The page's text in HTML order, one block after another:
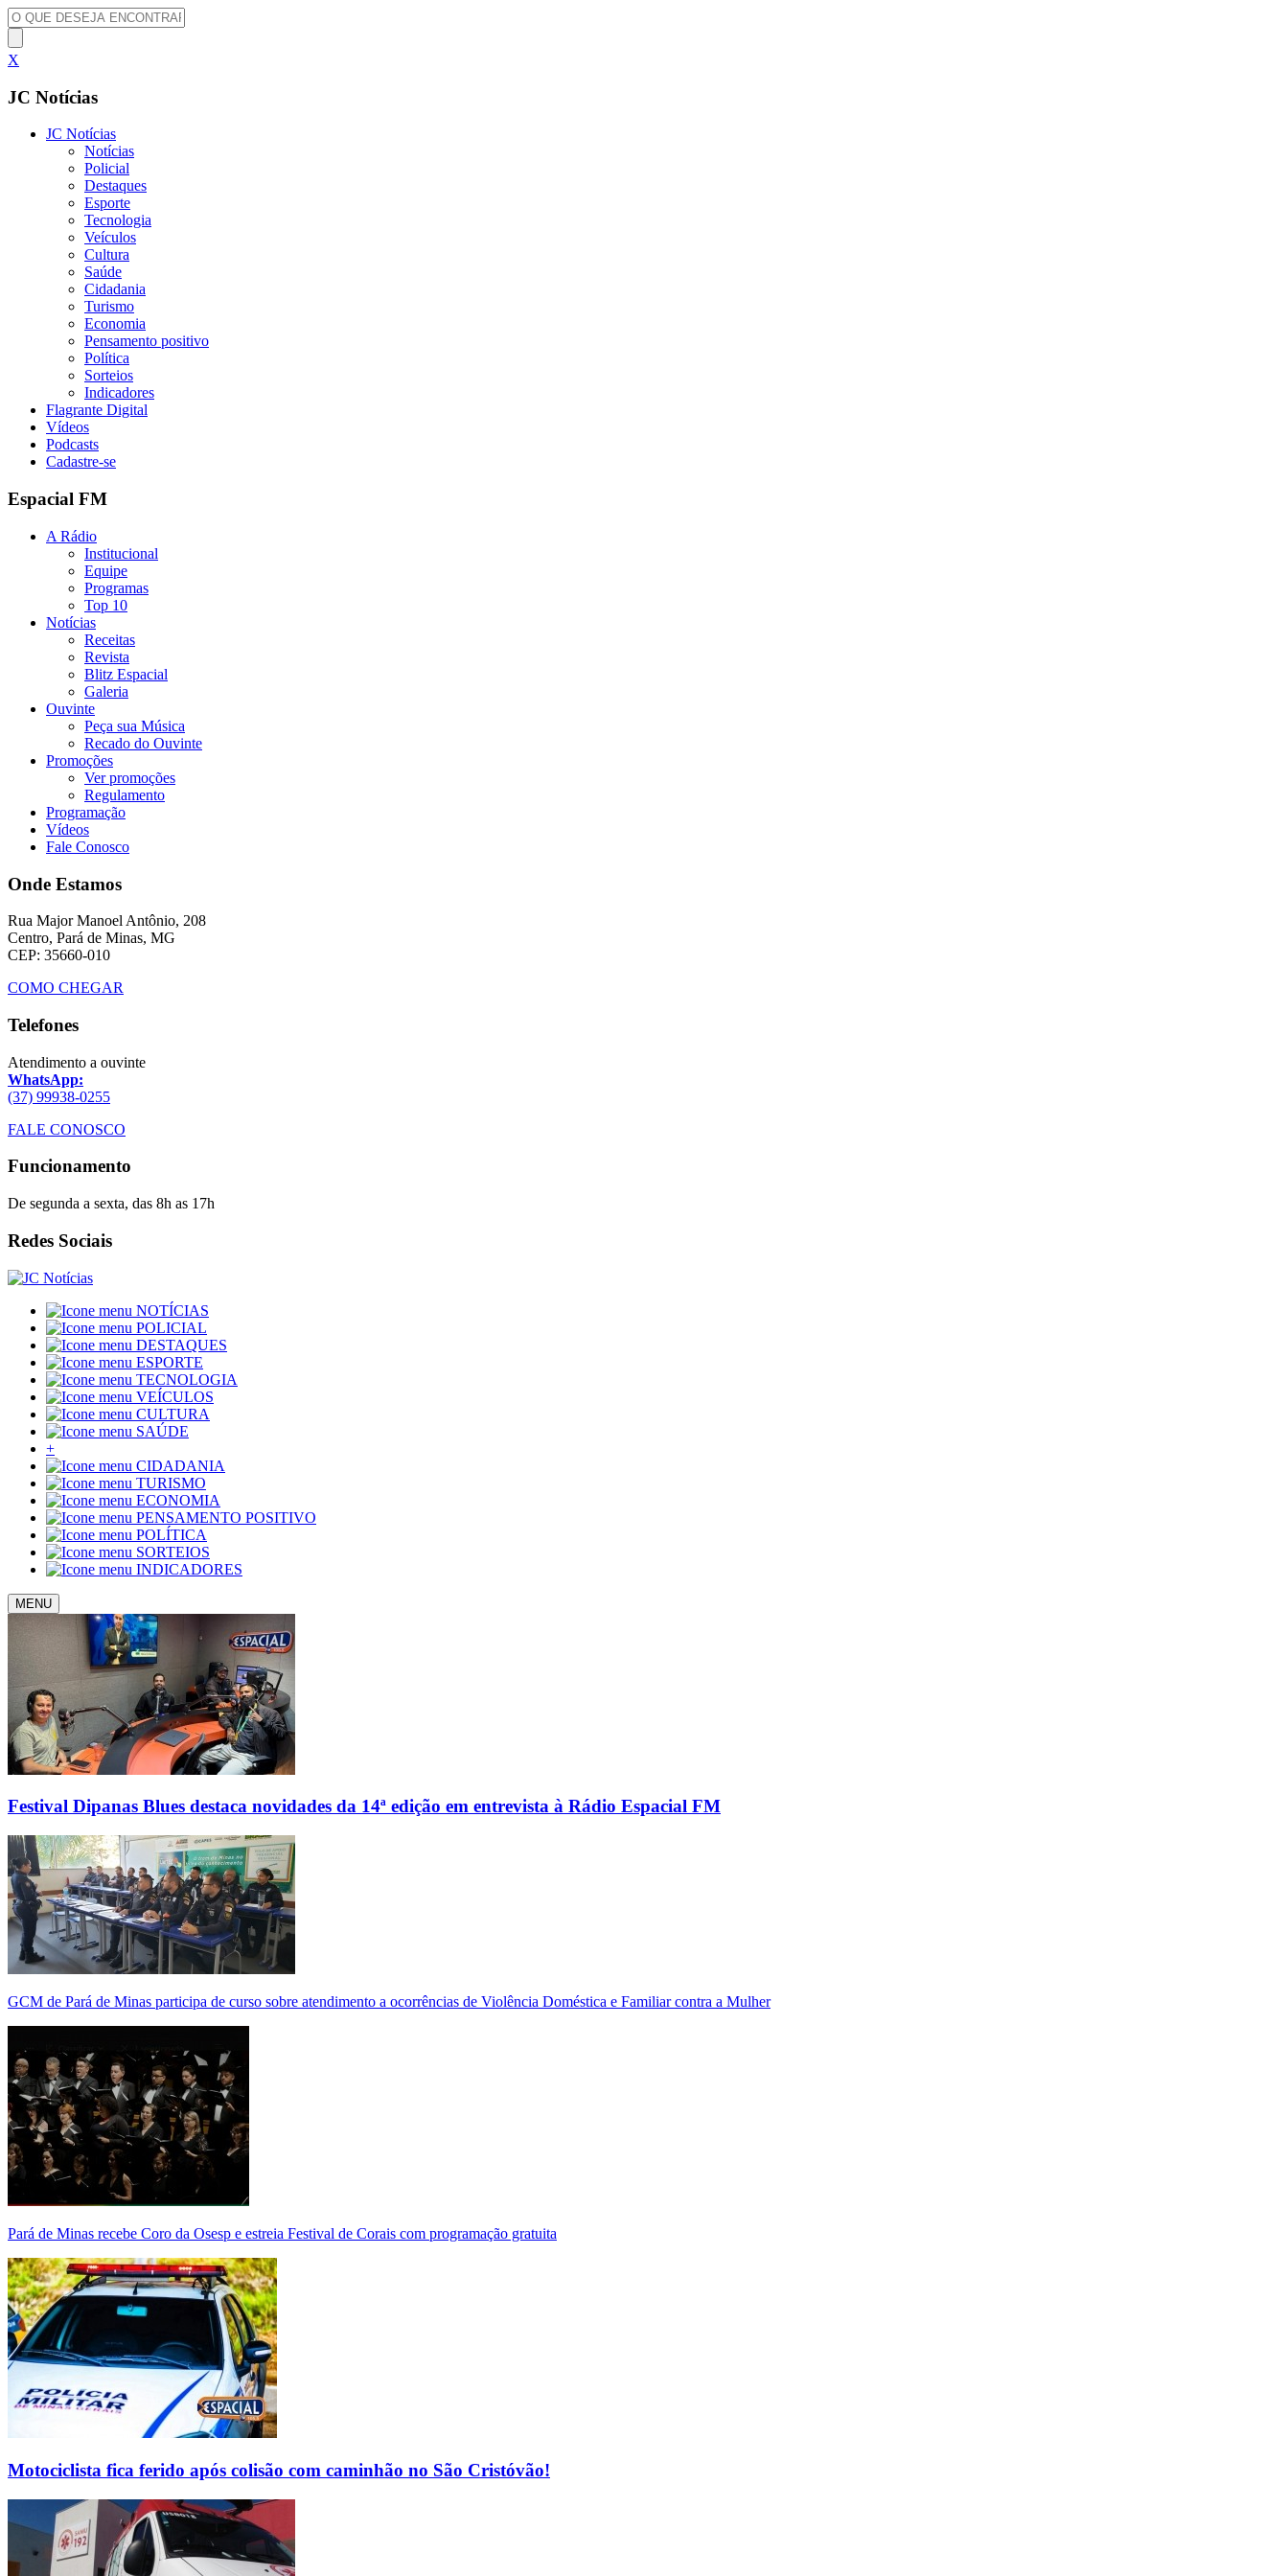
X
JC Notícias
JC Notícias
Notícias
Policial
Destaques
Esporte
Tecnologia
Veículos
Cultura
Saúde
Cidadania
Turismo
Economia
Pensamento positivo
Política
Sorteios
Indicadores
Flagrante Digital
Vídeos
Podcasts
Cadastre-se
Espacial FM
A Rádio
Institucional
Equipe
Programas
Top 10
Notícias
Receitas
Revista
Blitz Espacial
Galeria
Ouvinte
Peça sua Música
Recado do Ouvinte
Promoções
Ver promoções
Regulamento
Programação
Vídeos
Fale Conosco
Onde Estamos
Rua Major Manoel Antônio, 208
Centro, Pará de Minas, MG
CEP: 35660-010
COMO CHEGAR
Telefones
Atendimento a ouvinte
WhatsApp:
(37) 99938-0255
FALE CONOSCO
Funcionamento
De segunda a sexta, das 8h as 17h
Redes Sociais
NOTÍCIAS
POLICIAL
DESTAQUES
ESPORTE
TECNOLOGIA
VEÍCULOS
CULTURA
SAÚDE
+
CIDADANIA
TURISMO
ECONOMIA
PENSAMENTO POSITIVO
POLÍTICA
SORTEIOS
INDICADORES
MENU
Festival Dipanas Blues destaca novidades da 14ª edição em entrevista à Rádio Espacial FM
GCM de Pará de Minas participa de curso sobre atendimento a ocorrências de Violência Doméstica e Familiar contra a Mulher
Pará de Minas recebe Coro da Osesp e estreia Festival de Corais com programação gratuita
Motociclista fica ferido após colisão com caminhão no São Cristóvão!